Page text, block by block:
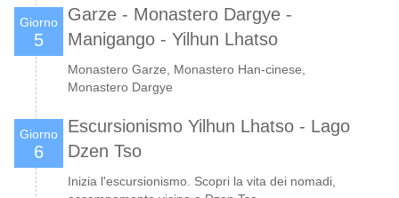
Giorno
5
Garze - Monastero Dargye -
Manigango - Yilhun Lhatso
Monastero Garze, Monastero Han-cinese,
Monastero Dargye
Giorno
6
Escursionismo Yilhun Lhatso - Lago
Dzen Tso
Inizia l'escursionismo. Scopri la vita dei nomadi,